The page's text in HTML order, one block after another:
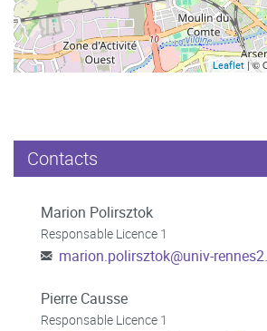
Leaflet | ©
Contacts
Marion Polirsztok
Responsable Licence 1
marion.polirsztok@univ-
Pierre Causse
Responsable Licence 1